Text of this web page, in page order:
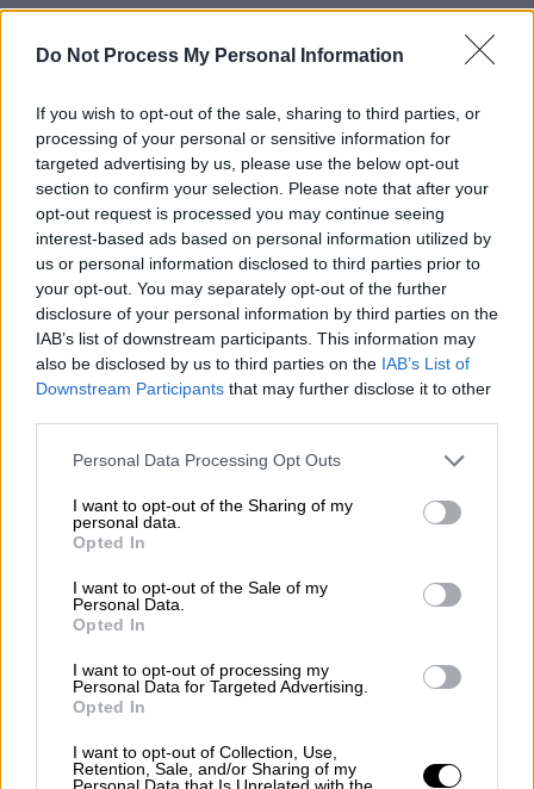
Do Not Process My Personal Information
If you wish to opt-out of the sale, sharing to third parties, or
processing of your personal or sensitive information for
targeted advertising by us, please use the below opt-out
section to confirm your selection. Please note that after your
opt-out request is processed you may continue seeing
interest-based ads based on personal information utilized by
us or personal information disclosed to third parties prior to
your opt-out. You may separately opt-out of the further
disclosure of your personal information by third parties on the
IAB’s list of downstream participants. This information may
also be disclosed by us to third parties on the IAB’s List of
Downstream Participants that may further disclose it to other
Please note that this website/app uses one or more Google
not limited to your visit or usage behaviour. You may click to
grant or deny consent to Google and its third-party tags to
use your data for below specified purposes in below Google
consent section.
Personal Data Processing Opt Outs
I want to opt-out of the Sharing of my
personal data.
Opted In
I want to opt-out of the Sale of my
Personal Data.
Opted In
I want to opt-out of processing my
Personal Data for Targeted Advertising.
Opted In
I want to opt-out of Collection, Use,
Retention, Sale, and/or Sharing of my
Personal Data that Is Unrelated with the
Απαραίτητη προϋπόθεση για την υποβολή
χορηγείται το επίδομανα είναι Έλληνας
υπήκοος ή υπήκοος άλλης χώρας της
Ευρωπαϊκής Ένωσης,να είναι κάτοχος
Ακαδημαϊκής Ταυτότητας σε ισχύ και να
είναι και κάτοχος Α.Φ.Μ.. Διευκρινίζεται ότι
η υπηκοότητα αφορά μόνο στο πρόσωπο του
φοιτητή και όχι στων γονέων ή κηδεμόνων
αυτού.
Διαδικασία υποβολής της αίτησης
Η αίτηση υποβάλλεται από τονδικαιούχο
του επιδόματος, δηλαδή το πρόσωπο που
με τιςδιατάξεις του άρθρου 11 του ν.
4172/2013 (Α’ 167)
διαζευγμένων ή εν διαστάσει συζύγων,
δικαιούχος του επιδόματος είναι ο γονέας
εμφανίζει ωςπροστατευόμενο μέλος.
Κατ` εξαίρεση, δικαιούχος θα είναι ο ίδιος ο
φοιτητής εφόσον: α)είναι ορφανός από